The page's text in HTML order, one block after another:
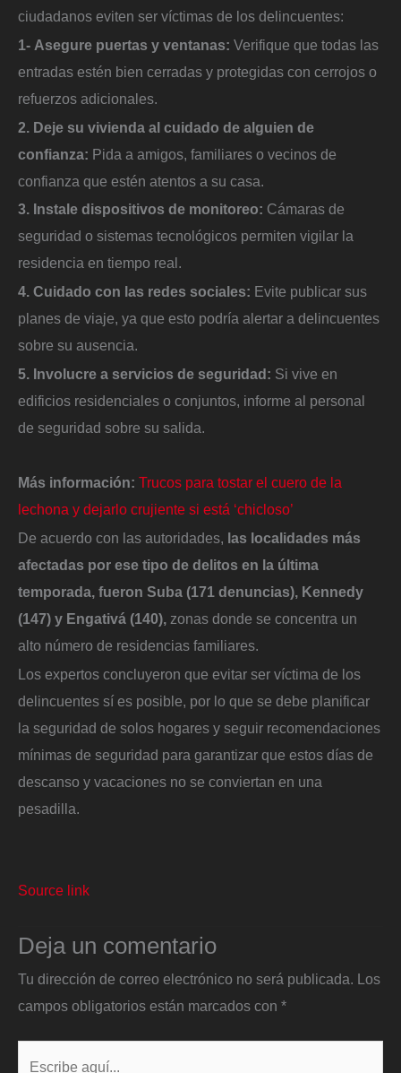
ciudadanos eviten ser víctimas de los delincuentes:
1- Asegure puertas y ventanas: Verifique que todas las
entradas estén bien cerradas y protegidas con cerrojos o
refuerzos adicionales.
2. Deje su vivienda al cuidado de alguien de
confianza: Pida a amigos, familiares o vecinos de
confianza que estén atentos a su casa.
3. Instale dispositivos de monitoreo: Cámaras de
seguridad o sistemas tecnológicos permiten vigilar la
residencia en tiempo real.
4. Cuidado con las redes sociales: Evite publicar sus
planes de viaje, ya que esto podría alertar a delincuentes
sobre su ausencia.
5. Involucre a servicios de seguridad: Si vive en
edificios residenciales o conjuntos, informe al personal
de seguridad sobre su salida.
Más información: Trucos para tostar el cuero de la
lechona y dejarlo crujiente si está ‘chicloso’
De acuerdo con las autoridades, las localidades más
afectadas por ese tipo de delitos en la última
temporada, fueron Suba (171 denuncias), Kennedy
(147) y Engativá (140), zonas donde se concentra un
alto número de residencias familiares.
Los expertos concluyeron que evitar ser víctima de los
delincuentes sí es posible, por lo que se debe planificar
la seguridad de solos hogares y seguir recomendaciones
mínimas de seguridad para garantizar que estos días de
descanso y vacaciones no se conviertan en una
pesadilla.
Source link
Deja un comentario
Tu dirección de correo electrónico no será publicada. Los
campos obligatorios están marcados con *